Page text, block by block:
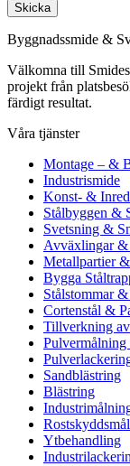
Skicka
Byggnadssmide &
Välkomna till
projekt från
färdigt resultat.
Våra tjänster
Montage – &
Industrismide
Konst- &
Stålbyggen &
Svetsning &
Avväxlingar
Metallpartier
Bygga
Stålstommar
Cortenstål &
Tillverkning
Pulvermålning
Sandblästring
Blästring
Ytbehandling